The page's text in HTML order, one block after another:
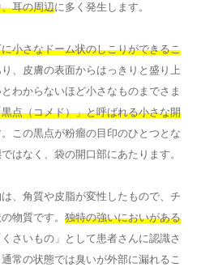
耳の周辺に多く発生します。
小さなドーム状のしこりができるこ
、皮膚の表面からはっきりと盛り上
わからないほど小さなものまでさま
点（コメド）」と呼ばれる小さな開
この黒点が粉瘤の目印のひとつとな
はなく、袋の開口部にあたります。
、角質や皮脂が変性したもので、チ
物質です。 独特の強いにおいがある
さいもの」として患者さんに認識さ
常の状態では臭いが外部に漏れるこ